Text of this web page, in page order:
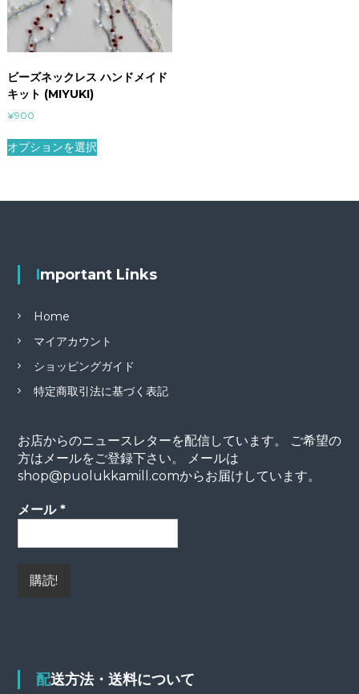
ビーズネックレス ハンドメイド
キット (MIYUKI)
¥900
オプションを選択
Important Links
Home
マイアカウント
ショッピングガイド
特定商取引法に基づく表記
お店からのニュースレターを配信しています。 ご希望の
方はメールをご登録下さい。 メールは
shop@puolukkamill.comからお届けしています。
メール *
配送方法・送料について